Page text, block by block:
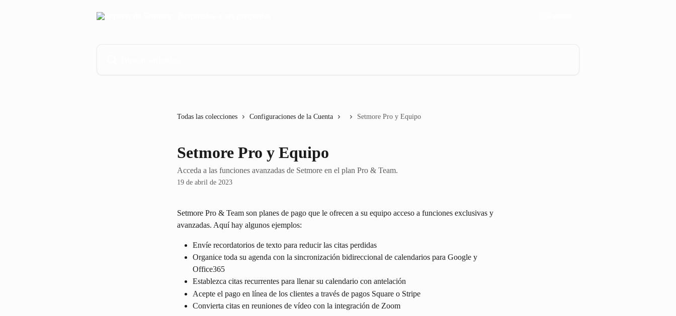
Todas las colecciones Configuraciones de la Cuenta Setmore Pro y Equipo
Setmore Pro y Equipo
Acceda a las funciones avanzadas de Setmore en el plan Pro & Team.
19 de abril de 2023
Setmore Pro & Team son planes de pago que le ofrecen a su equipo acceso a funciones exclusivas y
avanzadas. Aquí hay algunos ejemplos:
Envíe recordatorios de texto para reducir las citas perdidas
Organice toda su agenda con la sincronización bidireccional de calendarios para Google y
Office365
Establezca citas recurrentes para llenar su calendario con antelación
Acepte el pago en línea de los clientes a través de pagos Square o Stripe
Convierta citas en reuniones de vídeo con la integración de Zoom